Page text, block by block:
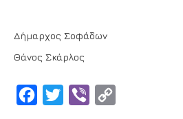
Δήμαρχος Σοφάδων
Θάνος Σκάρλος
Facebook
Twitter Viber